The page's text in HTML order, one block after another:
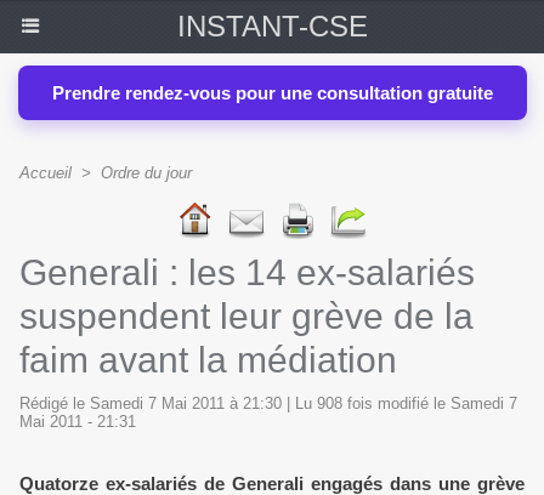
INSTANT-CSE
Prendre rendez-vous pour une consultation gratuite
Accueil > Ordre du jour
Generali : les 14 ex-salariés
suspendent leur grève de la
faim avant la médiation
Rédigé le Samedi 7 Mai 2011 à 21:30 | Lu 908 fois modifié le Samedi 7
Mai 2011 - 21:31
Quatorze ex-salariés de Generali engagés dans une grève